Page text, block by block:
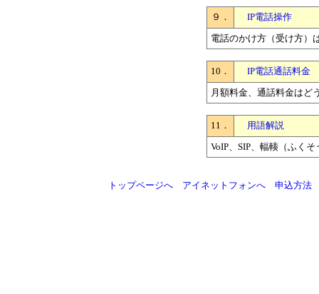
９．
IP電話操作
電話のかけ方（受け方
10．
IP電話通話料金
月額料金、通話料金は
11．
用語解説
VoIP、SIP、輻輳（ふく
トップページへ アイネットフォンへ 申込方法